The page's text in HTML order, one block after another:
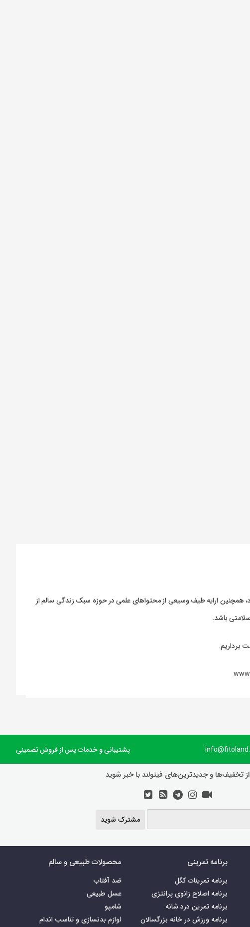
همچنین ارایه طیف وسیعی از محتواهای علمی در حوزه سبک زندگی سالم از
باشد.
برداریم.
پشتیبانی و خدمات پس از فروش تضمینی
از تخفیف‌ها و جدیدترین‌های فیتولند با خبر شوید
مشترک شوید
برنامه تمرینی
برنامه تمرینات کگل
برنامه اصلاح زانوی پرانتزی
برنامه تمرین درد شانه
برنامه ورزش در خانه بزرگسالان
محصولات طبیعی و سالم
ضد آفتاب
عسل طبیعی
شامپو
لوازم بدنسازی و تناسب اندام